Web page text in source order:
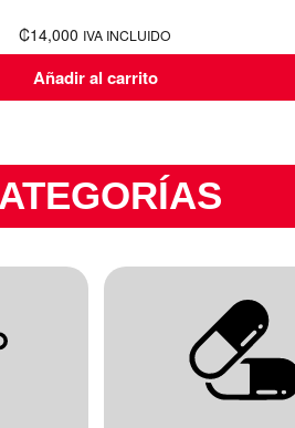
₡14,000 IVA INCLUIDO
Añadir al carrito